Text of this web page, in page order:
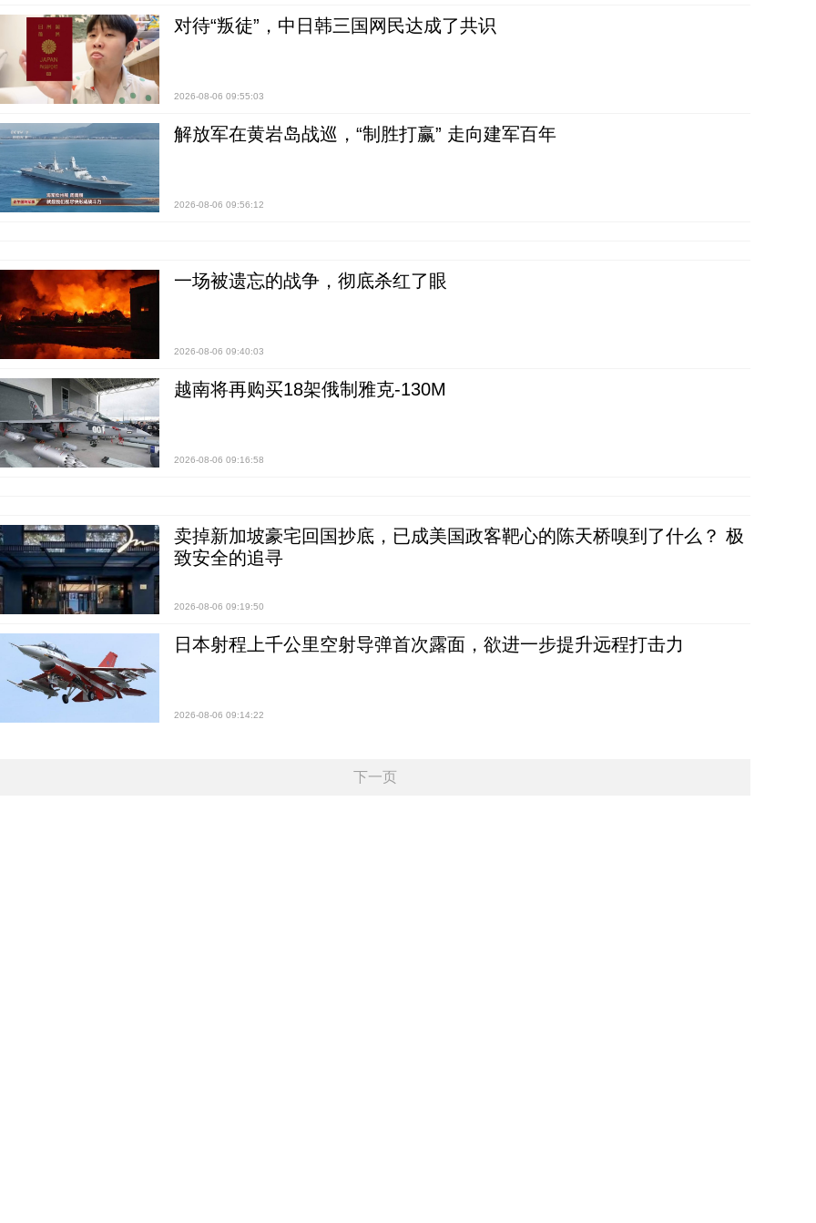
对待“叛徒”，中日韩三国网民达成了共识
2026-08-06 09:55:03
解放军在黄岩岛战巡，“制胜打赢” 走向建军百年
2026-08-06 09:56:12
一场被遗忘的战争，彻底杀红了眼
2026-08-06 09:40:03
越南将再购买18架俄制雅克-130M
2026-08-06 09:16:58
卖掉新加坡豪宅回国抄底，已成美国政客靶心的陈天桥嗅到了什么？ 极
致安全的追寻
2026-08-06 09:19:50
日本射程上千公里空射导弹首次露面，欲进一步提升远程打击力
2026-08-06 09:14:22
下一页